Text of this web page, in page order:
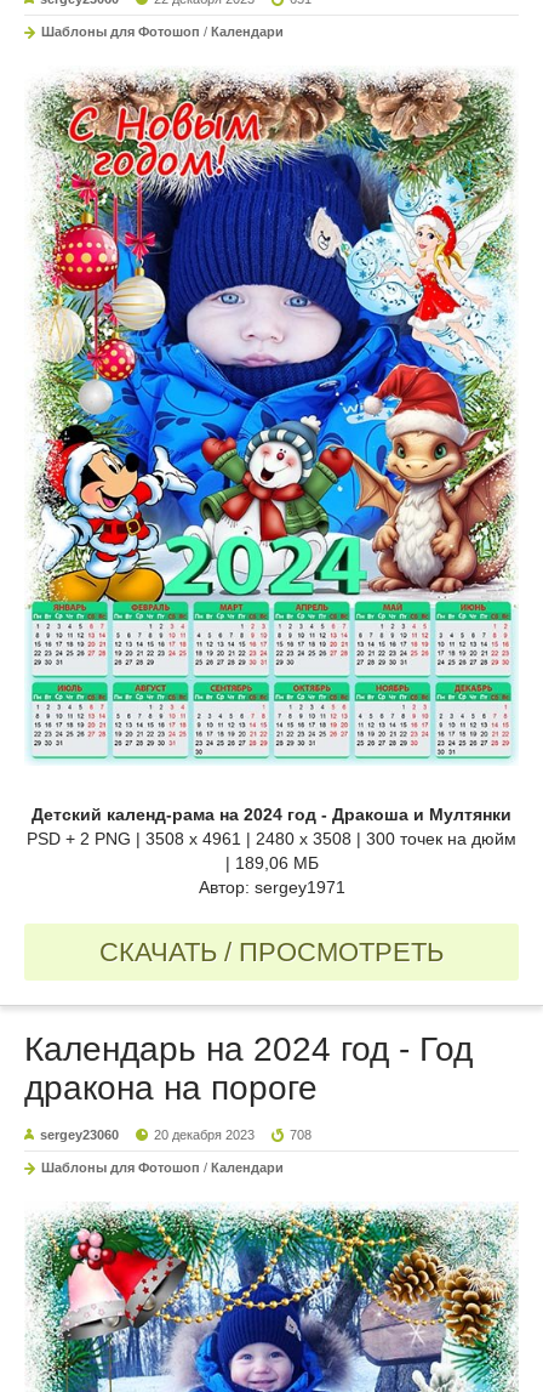
Шаблоны для Фотошоп / Календари
Детский календ-рама на 2024 год - Дракоша и Мултянки
PSD + 2 PNG | 3508 x 4961 | 2480 x 3508 | 300 точек на дюйм
| 189,06 МБ
Автор: sergey1971
СКАЧАТЬ / ПРОСМОТРЕТЬ
Календарь на 2024 год - Год
дракона на пороге
sergey23060 20 декабря 2023 708
Шаблоны для Фотошоп / Календари